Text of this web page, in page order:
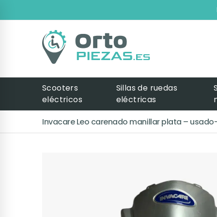
Scooters
eléctricos
Sillas de ruedas
eléctricas
Invacare Leo carenado manillar plata –